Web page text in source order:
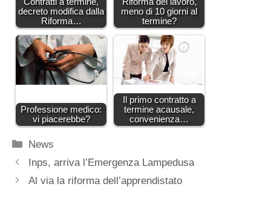
decreto modifica dalla
Riforma…
meno di 10 giorni al
termine?
Professione medico:
vi piacerebbe?
Il primo contratto a
termine acausale,
convenienza…
Categorie
News
Inps, arriva l’Emergenza Lampedusa
Al via la riforma dell’apprendistato